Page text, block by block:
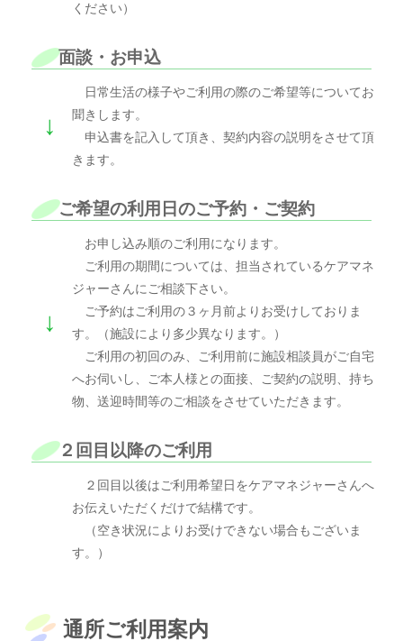
ください）
面談・お申込
↓
日常生活の様子やご利用の際のご希望等についてお
聞きします。
申込書を記入して頂き、契約内容の説明をさせて頂
きます。
ご希望の利用日のご予約・ご契約
↓
お申し込み順のご利用になります。
ご利用の期間については、担当されているケアマネ
ジャーさんにご相談下さい。
ご予約はご利用の３ヶ月前よりお受けしておりま
す。（施設により多少異なります。）
ご利用の初回のみ、ご利用前に施設相談員がご自宅
へお伺いし、ご本人様との面接、ご契約の説明、持ち
物、送迎時間等のご相談をさせていただきます。
２回目以降のご利用
２回目以後はご利用希望日をケアマネジャーさんへ
お伝えいただくだけで結構です。
（空き状況によりお受けできない場合もございま
す。）
通所ご利用案内